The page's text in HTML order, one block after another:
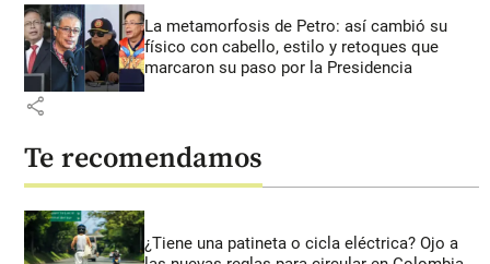
La metamorfosis de Petro: así cambió su
físico con cabello, estilo y retoques que
marcaron su paso por la Presidencia
share
Te recomendamos
¿Tiene una patineta o cicla eléctrica? Ojo a